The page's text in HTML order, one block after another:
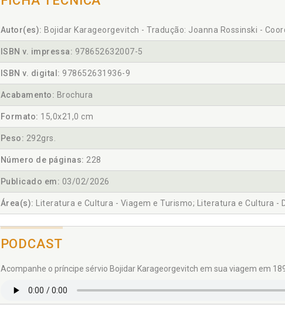
Autor(es): Bojidar Karageorgevitch - Tradução: Joanna Rossinski -
ISBN v. impressa: 978652632007-5
ISBN v. digital: 978652631936-9
Acabamento: Brochura
Formato: 15,0x21,0 cm
Peso: 292grs.
Número de páginas: 228
Publicado em: 03/02/2026
Área(s): Literatura e Cultura - Viagem e Turismo; Literatura e Cultura -
PODCAST
Acompanhe o príncipe sérvio Bojidar Karageorgevitch em sua viagem em